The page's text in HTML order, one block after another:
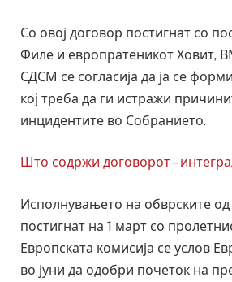
Со овој договор постигнат со
Филе и европратеникот Ховит,
СДСМ се согласија да ја се
кој треба да ги истражи
инцидентите во Собранието.
Што содржи договорот –
Исполнувањето на обврските
постигнат на 1 март со
Европската комисија се услов
во јуни да одобри почеток на